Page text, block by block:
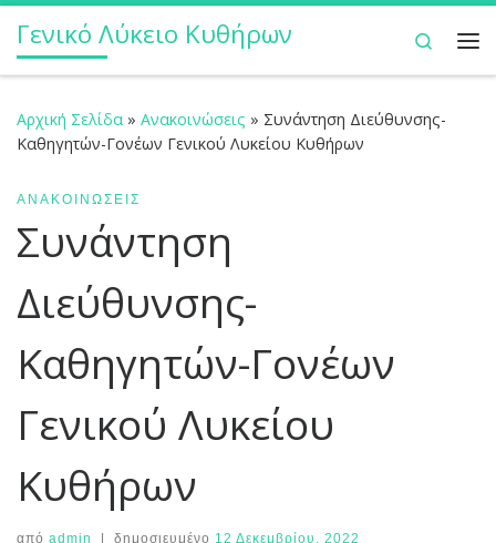
Μετάβαση στο περιεχόμενο
Γενικό Λύκειο Κυθήρων
Search
Αρχική Σελίδα » Ανακοινώσεις » Συνάντηση Διεύθυνσης-
Καθηγητών-Γονέων Γενικού Λυκείου Κυθήρων
ΑΝΑΚΟΙΝΏΣΕΙΣ
Συνάντηση
Διεύθυνσης-
Καθηγητών-Γονέων
Γενικού Λυκείου
Κυθήρων
από admin | δημοσιευμένο 12 Δεκεμβρίου, 2022